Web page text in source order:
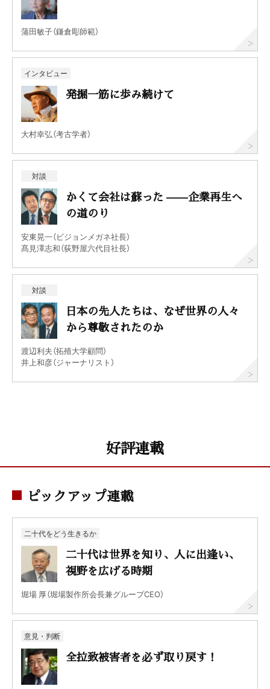
蒲田敏子（鎌倉彫師範）
インタビュー
発掘一筋に歩み続けて
大村幸弘（考古学者）
対談
かくて会社は蘇った ——企業再生へ
の道のり
安東晃一（ビジョンメガネ社長）
髙見澤志和（荻野屋六代目社長）
対談
日本の先人たちは、なぜ世界の人々
から尊敬されたのか
渡辺利夫（拓殖大学顧問）
井上和彦（ジャーナリスト）
好評連載
ピックアップ連載
二十代をどう生きるか
二十代は世界を知り、人に出逢い、
視野を広げる時期
堀場 厚（堀場製作所会長兼グループCEO）
意見・判断
全拉致被害者を必ず取り戻す！